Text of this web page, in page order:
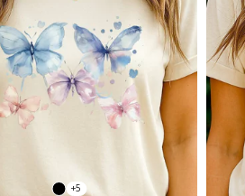
+5